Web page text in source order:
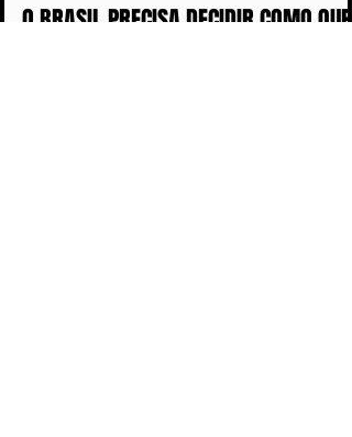
O BRASIL PRECISA DECIDIR COMO QUER